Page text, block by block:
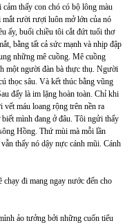
thấy con chó có bộ lông màu
rười rượi luôn mở lớn của nó
ấy, buổi chiều tôi cắt đứt tuổi thơ
bằng tất cả sức mạnh và nhịp đập
những mê cuồng. Mê cuồng
một người đàn bà thực thụ. Người
thọc sâu. Và kết thúc bằng vũng
đấy là im lặng hoàn toàn. Chỉ khi
máu loang rộng trên nền ra
mình đang ở đâu. Tôi ngửi thấy
Hồng. Thứ mùi mà mỗi lần
thấy nó dậy nực cánh mũi. Cánh
đi mang ngay nước đến cho
ảo tưởng bởi những cuốn tiểu